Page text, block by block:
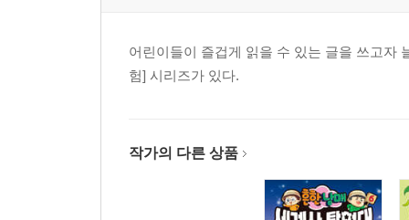
어린이들이 즐겁게 읽을 수 있는 글을 쓰고자
험] 시리즈가 있다.
작가의 다른 상품